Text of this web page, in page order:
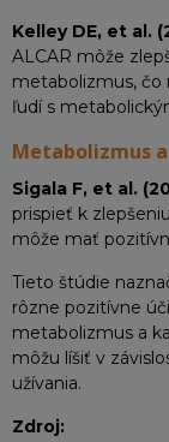
Kelley DE, et al.
ALCAR môže
metabolizmus, čo
ľudí s
Metabolizmus
Sigala F, et al.
prispieť k
môže mať
Tieto štúdie
rôzne pozitívne
metabolizmus a
môžu líšiť v
užívania.
Zdroj: